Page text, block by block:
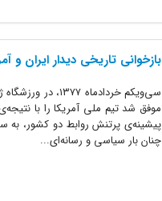
بازخوانی تاریخی دیدار ایران
سی‌ویکم
موفق شد تیم ملی آمریکا را با
پیشینه‌ی پرتنش روابط دو کشور، به
چنان بار سیاسی و رسانه‌ای...